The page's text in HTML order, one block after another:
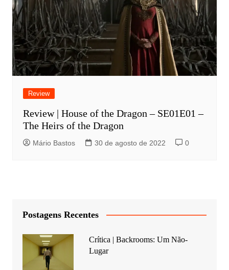
Review
Review | House of the Dragon – SE01E01 –
The Heirs of the Dragon
Mário Bastos 30 de agosto de 2022 0
Postagens Recentes
Crítica | Backrooms: Um Não-
Lugar